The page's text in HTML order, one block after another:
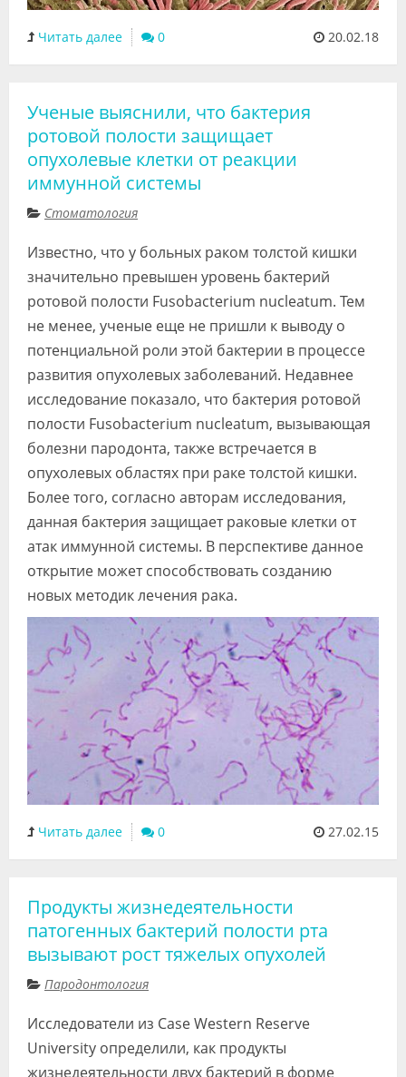
Читать далее 0 20.02.18
Ученые выяснили, что бактерия
ротовой полости защищает
опухолевые клетки от реакции
иммунной системы
Стоматология
Известно, что у больных раком толстой кишки
значительно превышен уровень бактерий
ротовой полости Fusobacterium nucleatum. Тем
не менее, ученые еще не пришли к выводу о
потенциальной роли этой бактерии в процессе
развития опухолевых заболеваний. Недавнее
исследование показало, что бактерия ротовой
полости Fusobacterium nucleatum, вызывающая
болезни пародонта, также встречается в
опухолевых областях при раке толстой кишки.
Более того, согласно авторам исследования,
данная бактерия защищает раковые клетки от
атак иммунной системы. В перспективе данное
открытие может способствовать созданию
новых методик лечения рака.
Читать далее 0 27.02.15
Продукты жизнедеятельности
патогенных бактерий полости рта
вызывают рост тяжелых опухолей
Пародонтология
Исследователи из Case Western Reserve
University определили, как продукты
жизнедеятельности двух бактерий в форме